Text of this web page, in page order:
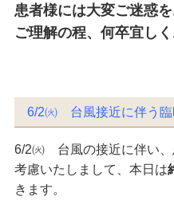
患者様には大変ご迷惑を
ご理解の程、何卒宜しく
6/2㈫ 台風接近に伴う臨
6/2㈫ 台風の接近に伴い、
考慮いたしまして、本日は
きます。